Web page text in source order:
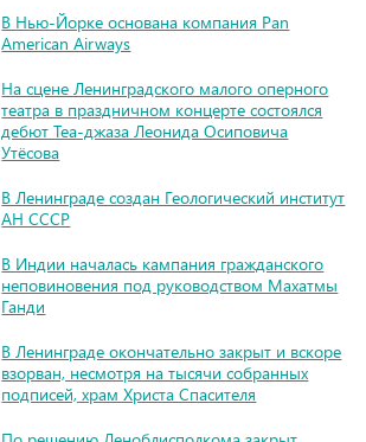
В Нью-Йорке основана компания Pan
American Airways
На сцене Ленинградского малого оперного
театра в праздничном концерте состоялся
дебют Теа-джаза Леонида Осиповича
Утёсова
В Ленинграде создан Геологический институт
АН СССР
В Индии началась кампания гражданского
неповиновения под руководством Махатмы
Ганди
В Ленинграде окончательно закрыт и вскоре
взорван, несмотря на тысячи собранных
подписей, храм Христа Спасителя